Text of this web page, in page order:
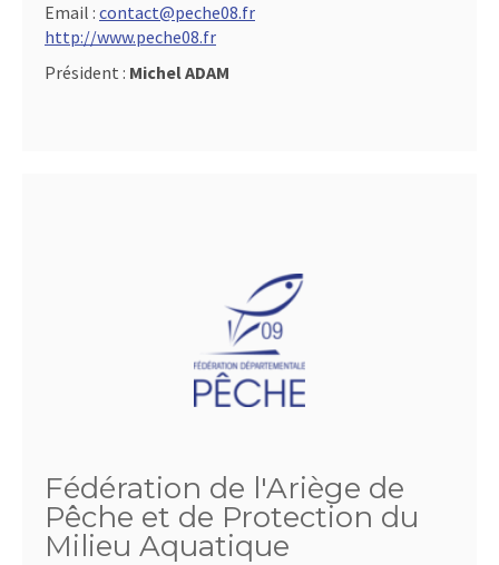
Email : contact@peche08.fr
http://www.peche08.fr
Président : Michel ADAM
Fédération de l'Ariège de
Pêche et de Protection du
Milieu Aquatique